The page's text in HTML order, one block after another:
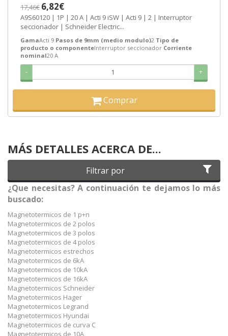
17,46€ 6,82€
A9S60120 | 1P | 20 A | Acti 9 iSW | Acti 9 | 2 | Interruptor
seccionador | Schneider Electric...
GamaActi 9 Pasos de 9mm (medio modulo)2 Tipo de
producto o componenteInterruptor seccionador Corriente
nominal20 A
- +
Comprar
MÁS DETALLES ACERCA DE...
Filtrar por
¿Que necesitas? A continuación te dejamos lo más
buscado:
Magnetotermicos de 1 p+n
Magnetotermicos de 2 polos
Magnetotermicos de 3 polos
Magnetotermicos de 4 polos
Magnetotermicos estrechos
Magnetotermicos de 6kA
Magnetotermicos de 10kA
Magnetotermicos de 16kA
Magnetotermicos Schneider
Magnetotermicos Hager
Magnetotermicos Legrand
Magnetotermicos Hyundai
Magnetotermicos de curva C
Magnetotermicos de 10A